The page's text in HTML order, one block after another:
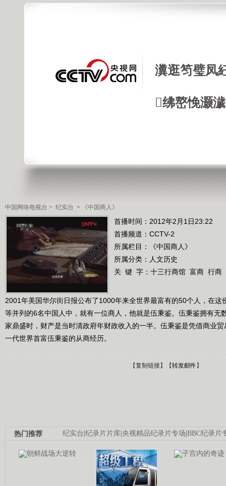
瀵逛笉璧凤
绋嶅悗灏
中国网络电视台 > 纪实台 > 《中国商人》
首播时间：2012年2月1日23:22
首播频道： CCTV-2
所属栏目：
《中国商人》
所属分类：人文历史
关 键 字： 十三行商馆 富商 行商
2001年美国华尔街日报公布了1000年来全世界最富有的50个人，在这
等并列的6名中国人中，就有一位商人，他就是伍秉鉴。伍秉鉴拥有无
家鼎盛时，财产是当时清政府年财政收入的一半。伍秉鉴是凭借商业
一代世界首富伍秉鉴的从商经历。
【复制链接】【转发邮件】
纪实台|纪录片片库|央视精品纪录片专场|BBC纪录片
热门推荐